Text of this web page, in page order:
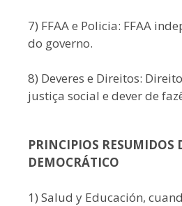
7) FFAA e Policia: FFAA
do governo.
8) Deveres e Direitos:
justiça social e dever de
PRINCIPIOS RESUMIDOS
DEMOCRÁTICO
1) Salud y Educación,